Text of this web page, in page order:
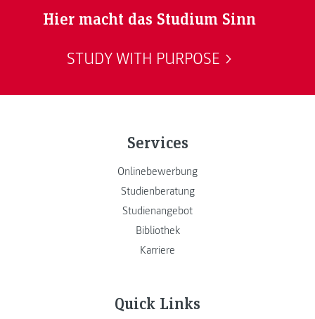
Hier macht das Studium Sinn
STUDY WITH PURPOSE
Services
Onlinebewerbung
Studienberatung
Studienangebot
Bibliothek
Karriere
Quick Links